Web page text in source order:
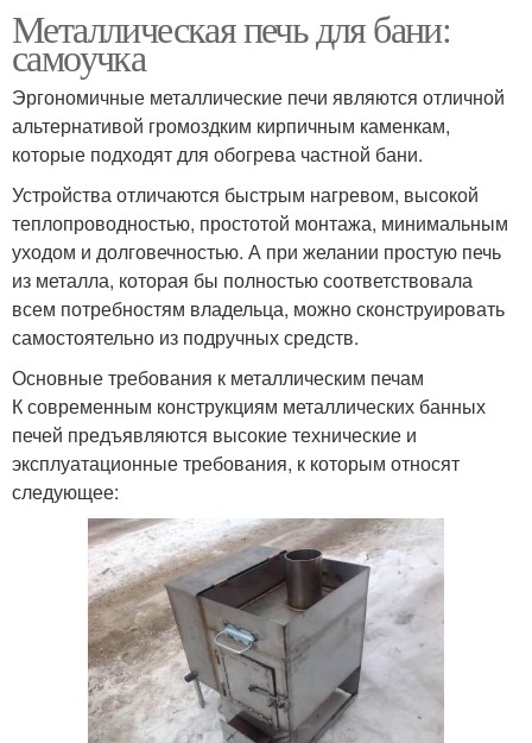
Металлическая печь для бани:
самоучка
Эргономичные металлические печи являются отличной
альтернативой громоздким кирпичным каменкам,
которые подходят для обогрева частной бани.
Устройства отличаются быстрым нагревом, высокой
теплопроводностью, простотой монтажа, минимальным
уходом и долговечностью. А при желании простую печь
из металла, которая бы полностью соответствовала
всем потребностям владельца, можно сконструировать
самостоятельно из подручных средств.
Основные требования к металлическим печам
К современным конструкциям металлических банных
печей предъявляются высокие технические и
эксплуатационные требования, к которым относят
следующее: